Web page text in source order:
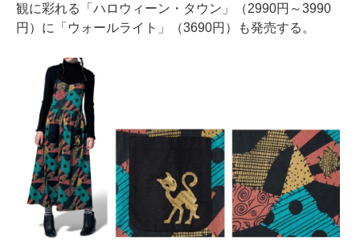
観に彩れる「ハロウィーン・タウン」（2990円～3990
円）に「ウォールライト」（3690円）も発売する。